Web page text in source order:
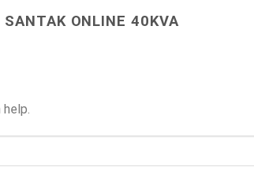
SANTAK ONLINE 40KVA